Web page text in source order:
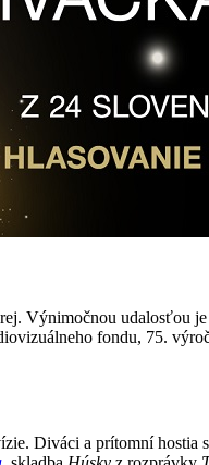
Výnimočnou udalosťou
fondu, 75.
Diváci a prítomní